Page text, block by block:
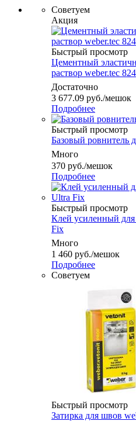
Советуем
Акция
Быстрый просмотр
Цементный
раствор weber.tec 824
Достаточно
3 677.09 руб./мешок
Подробнее
Быстрый просмотр
Базовый ровнитель
Много
370 руб./мешок
Подробнее
Быстрый просмотр
Клей усиленный
Fix
Много
1 460 руб./мешок
Подробнее
Советуем
Быстрый просмотр
Затирка для швов